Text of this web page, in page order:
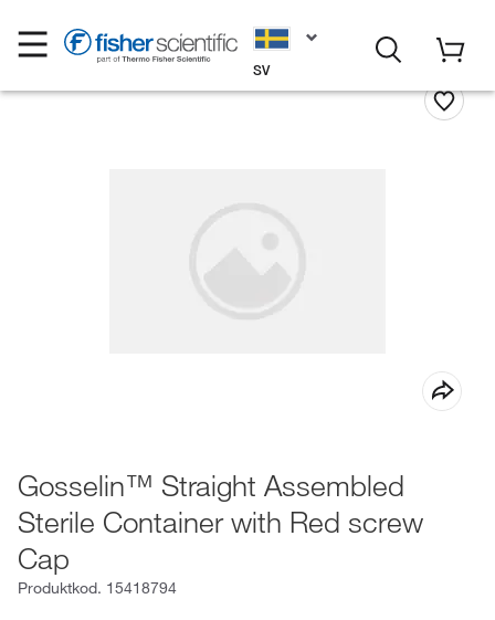
SV
Gosselin™ Straight Assembled
Sterile Container with Red screw
Cap
Produktkod. 15418794